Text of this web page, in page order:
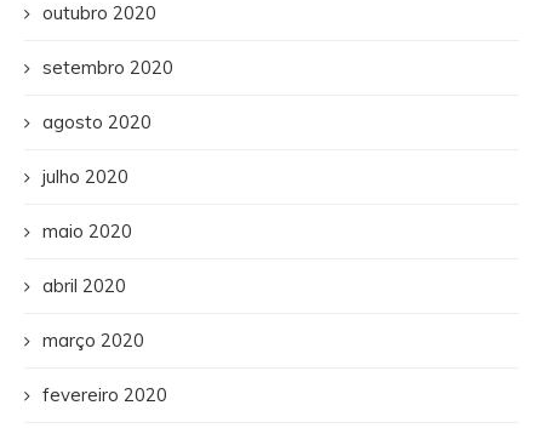
outubro 2020
setembro 2020
agosto 2020
julho 2020
maio 2020
abril 2020
março 2020
fevereiro 2020